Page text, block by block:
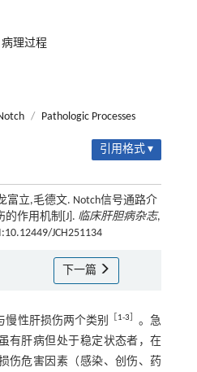
病理过程
/ Pathologic Processes
引用格式 ▾
富立,毛德文. Notch信号通路介
的作用机制[J]. 临床肝胆病杂志,
JCH251134
下一篇
慢性肝损伤两个类别 1-3
。急
有肝病但处于稳定状态者，在
伤危害因素（感染、创伤、药